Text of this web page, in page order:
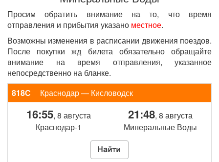
Просим обратить внимание на то, что время
отправления и прибытия указано местное.
Возможны изменения в расписании движения поездов.
После покупки жд билета обязательно обращайте
внимание на время отправления, указанное
непосредственно на бланке.
818С
Краснодар — Кисловодск
16:55, 8 августа
Краснодар-1
21:48, 8 августа
Минеральные Воды